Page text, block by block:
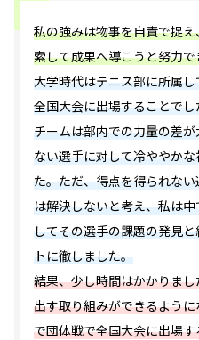
私の強みは物事を自責で捉
索して成果へ導こうと努力
大学時代はテニス部に所属
全国大会に出場することで
チームは部内での力量の差
ない選手に対して冷ややか
た。ただ、得点を得られな
は解決しないと考え、私は
してその選手の課題の発見
トに徹しました。
結果、少し時間はかかりま
出す取り組みができるよう
で団体戦で全国大会に出場